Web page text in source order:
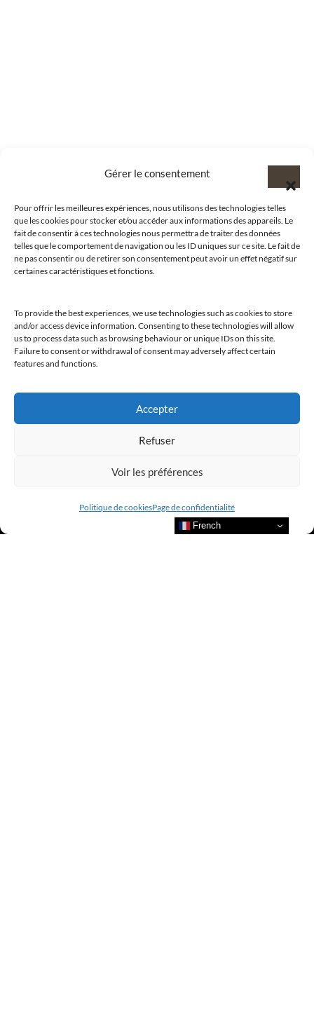
Gérer le consentement
Pour offrir les meilleures expériences, nous utilisons des technologies telles
que les cookies pour stocker et/ou accéder aux informations des appareils. Le
fait de consentir à ces technologies nous permettra de traiter des données
telles que le comportement de navigation ou les ID uniques sur ce site. Le fait de
ne pas consentir ou de retirer son consentement peut avoir un effet négatif sur
certaines caractéristiques et fonctions.
To provide the best experiences, we use technologies such as cookies to store
and/or access device information. Consenting to these technologies will allow
us to process data such as browsing behaviour or unique IDs on this site.
Failure to consent or withdrawal of consent may adversely affect certain
features and functions.
Accepter
Refuser
Voir les préférences
Politique de cookiesPage de confidentialité
@clubamilcar
LUXURY SELECTIONS BY CLUB AMILCAR
French